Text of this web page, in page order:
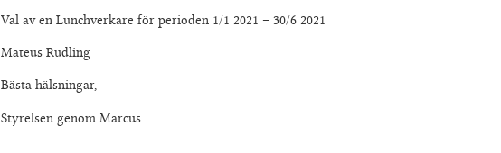
Val av en Lunchverkare för perioden 1/1 2021 – 30/6 2021
Mateus Rudling
Bästa hälsningar,
Styrelsen genom Marcus